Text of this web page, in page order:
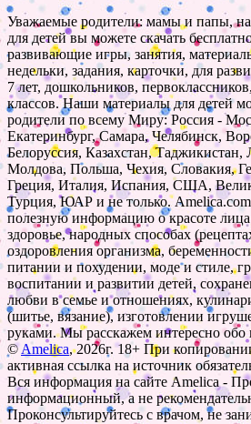
Уважаемые родители: мамы и папы,
для детей вы можете скачать
развивающие игры, занятия,
недельки, задания, карточки, для
7 лет, дошкольников,
классов. Наши материалы для детей
родители по всему Миру: Россия -
Екатеринбург, Самара, Челябинск,
Белоруссия, Казахстан, Таджикистан,
Молдова, Польша, Чехия, Словакия,
Греция, Италия, Испания, США,
Турция, ЮАР и не только.
полезную информацию о красоте
здоровье, народных способах
оздоровления организма,
питании и похудении, моде и стиле,
воспитании и развитии детей,
любви в семье и отношениях,
(шитье, вязание), изготовлении
руками. Мы расскажем интересно обо
©Amelica, 2026г. 18+ При
активная ссылка на источник
Вся информация на сайте Amelica -
информационный, а не
Проконсультируйтесь с врачом, не